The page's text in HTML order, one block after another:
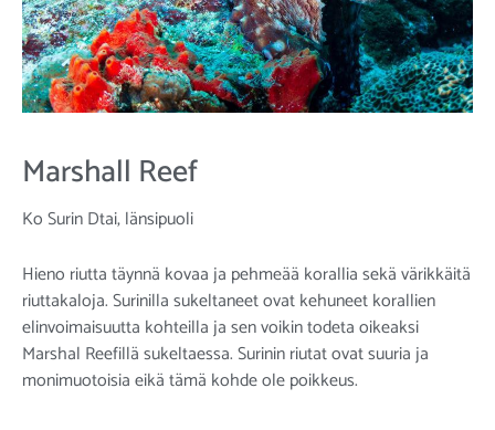
Marshall Reef
Ko Surin Dtai, länsipuoli
Hieno riutta täynnä kovaa ja pehmeää korallia sekä värikkäitä
riuttakaloja. Surinilla sukeltaneet ovat kehuneet korallien
elinvoimaisuutta kohteilla ja sen voikin todeta oikeaksi
Marshal Reefillä sukeltaessa. Surinin riutat ovat suuria ja
monimuotoisia eikä tämä kohde ole poikkeus.